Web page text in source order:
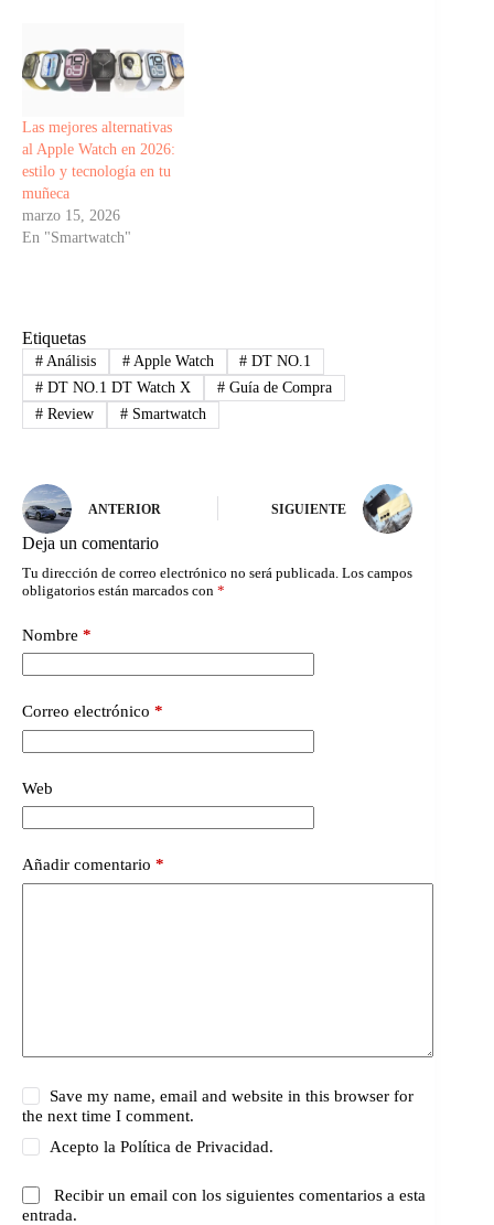
Las mejores alternativas
al Apple Watch en 2026:
estilo y tecnología en tu
muñeca
marzo 15, 2026
En "Smartwatch"
Etiquetas
#Análisis #Apple Watch # DT NO.1
#DT NO.1 DT Watch X #Guía de Compra
#Review #Smartwatch
ANTERIOR SIGUIENTE
Deja un comentario
Tu dirección de correo electrónico no será publicada. Los campos
obligatorios están marcados con *
Nombre *
Correo electrónico *
Web
Añadir comentario *
Save my name, email and website in this browser for
the next time I comment.
Acepto laPolítica de Privacidad.
Recibir un email con los siguientes comentarios a esta
entrada.